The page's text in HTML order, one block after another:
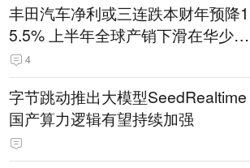
丰田汽车净利或三连跌本财年预降1
5.5% 上半年全球产销下滑在华少卖
14.3万辆
4
字节跳动推出大模型SeedRealtime
国产算力逻辑有望持续加强